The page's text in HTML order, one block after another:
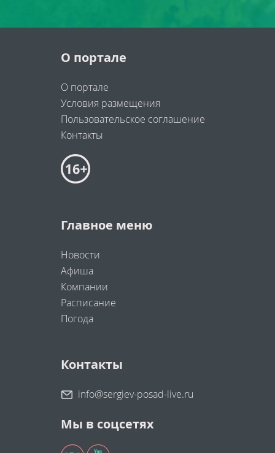
О портале
О портале
Условия размещения
Пользовательское соглашение
Контакты
Главное меню
Новости
Афиша
Компании
Расписание
Погода
Контакты
info@sergiev-posad-live.ru
Мы в соцсетях